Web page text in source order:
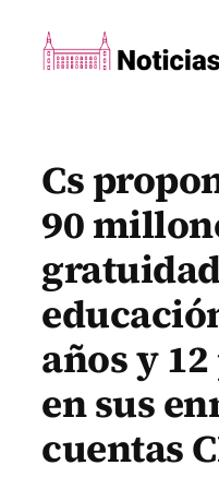
contenido
Cs
90
años y
en sus
cuentas